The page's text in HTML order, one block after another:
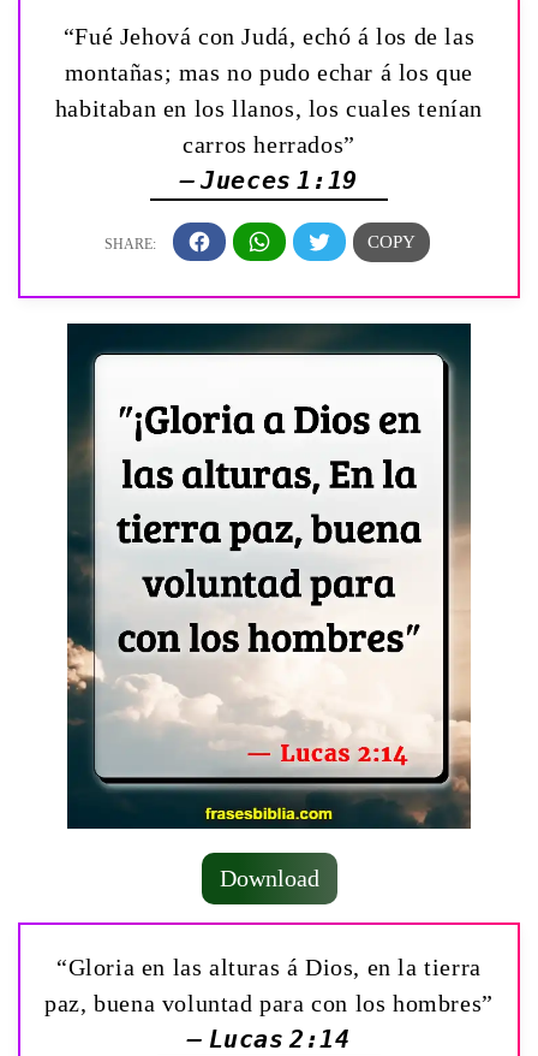
“Fué Jehová con Judá, echó á los de las
montañas; mas no pudo echar á los que
habitaban en los llanos, los cuales tenían
carros herrados”
— Jueces 1:19
Download
“Gloria en las alturas á Dios, en la tierra
paz, buena voluntad para con los hombres”
— Lucas 2:14